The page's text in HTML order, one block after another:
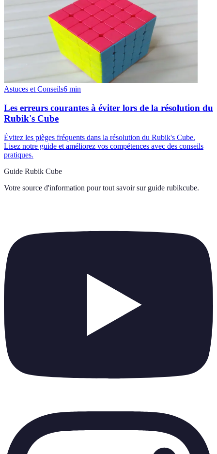
Astuces et Conseils6 min
Les erreurs courantes à éviter lors de la résolution du
Rubik's Cube
Évitez les pièges fréquents dans la résolution du Rubik's Cube.
Lisez notre guide et améliorez vos compétences avec des conseils
pratiques.
Guide Rubik Cube
Votre source d'information pour tout savoir sur guide rubikcube.